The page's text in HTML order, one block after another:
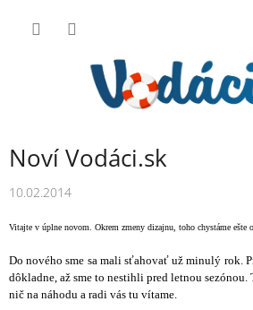
Noví Vodáci.sk
10.02.2014
Vitajte v úplne novom. Okrem zmeny dizajnu, toho chystáme ešte
Do nového sme sa mali sťahovať už minulý rok.
dôkladne, až sme to nestihli pred letnou sezónou.
nič na náhodu a radi vás tu vítame.